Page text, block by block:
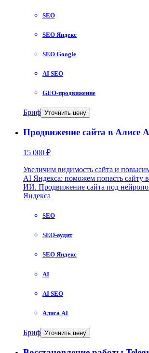
SEO
SEO Яндекс
SEO Google
AI SEO
GEO-продвижение
Бриф Уточнить цену
Продвижение сайта в Алисе
15 000 ₽
Увеличим видимость сайта и
AI Яндекса: поможем попасть сайту
ИИ. Продвижение сайта под
Яндекса
SEO
SEO-аудит
SEO Яндекс
AI
AI SEO
Алиса AI
Бриф Уточнить цену